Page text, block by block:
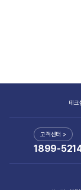
테크
고객센터 >
1899-